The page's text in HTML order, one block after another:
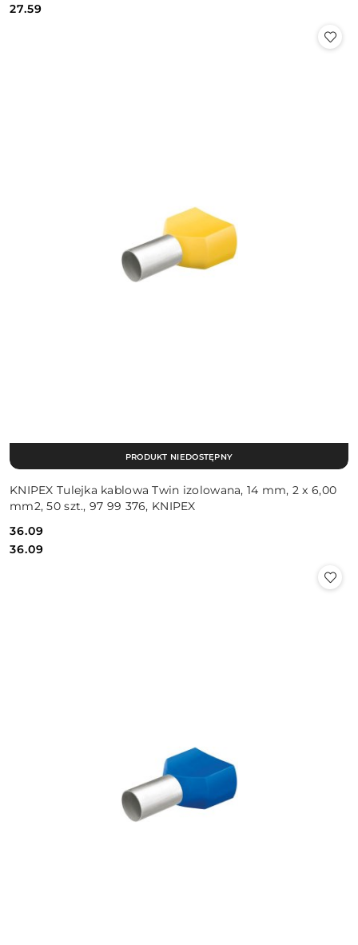
Cena:
Cena:
27.59
KNIPEX Tulejka kablowa Twin izolowana, 14 mm, 2 x 6,00
mm2, 50 szt., 97 99 376, KNIPEX
Cena:
36.09
Cena:
36.09
PRODUKT NIEDOSTĘPNY